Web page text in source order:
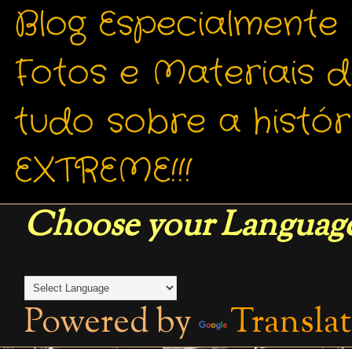
Blog
Fotos e Materiais
tudo sobre a
EXTREME!!!
Choose your
Powered by